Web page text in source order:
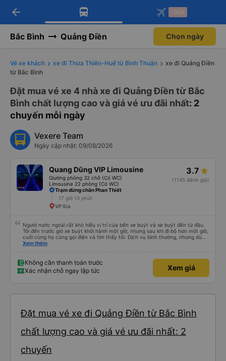
Tải app Vexere ngay!
Nhận ưu đãi thành viên độc
Mở app
Tải app Vexere
-30k/ghế khi đặt vé máy bay qua
Mở app
arrow_back -30k
Bắc Bình Quảng Điền Chọn ngày
Vé xe khách xe đi Thừa Thiên-Huế từ Bình Thuận
xe đi Quảng Điền
từ Bắc Bình
Đặt mua vé xe 4 nhà xe đi Quảng Điền từ Bắc
Bình chất lượng cao và giá vé ưu đãi nhất: 2
chuyến mỗi ngày
Vexere Team
Ngày cập nhật: 09/08/2026
Quang Dũng VIP Limousine
Giường phòng 32 chỗ (Có WC)
Limousine 22 phòng (Có WC)
3.7
(1145 đánh giá)
Trạm dừng chân Phan Thiết
17 giờ 10 phút
VP Sịa
Người nước ngoài rất khó hiểu vị trí của bến xe buýt và xe buýt đến từ đâu.
Tôi đến trước giờ xe buýt khởi hành một giờ, nhưng sau khi đi bộ hơn một giờ,
cuối cùng họ cũng gọi điện và tìm thấy tôi. Dịch vụ bình thường, nhưng dù
sao thì tôi ngủ ngon hơn ở khách sạn vì tôi rất thoải mái. Sẽ tuyệt hơn nếu
Xem thêm
Không cần thanh toán trước
Xác nhận chỗ ngay lập tức
Xem giá
Đặt mua vé xe đi Quảng Điền từ Bắc Bình
chất lượng cao và giá vé ưu đãi nhất: 2
chuyến